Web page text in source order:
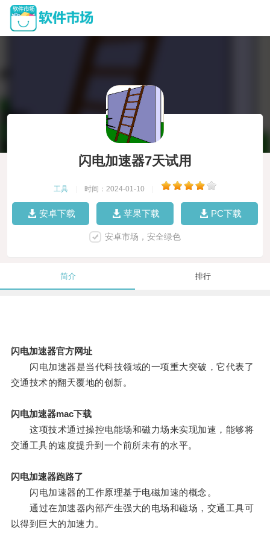
闪电加速器7天试用
工具 时间：2024-01-10
安卓下载 苹果下载 PC下载
安卓市场，安全绿色
简介 排行
闪电加速器官方网址
闪电加速器是当代科技领域的一项重大突破，它代表了
交通技术的翻天覆地的创新。
闪电加速器mac下载
这项技术通过操控电能场和磁力场来实现加速，能够将
交通工具的速度提升到一个前所未有的水平。
闪电加速器跑路了
闪电加速器的工作原理基于电磁加速的概念。
通过在加速器内部产生强大的电场和磁场，交通工具可
以得到巨大的加速力。